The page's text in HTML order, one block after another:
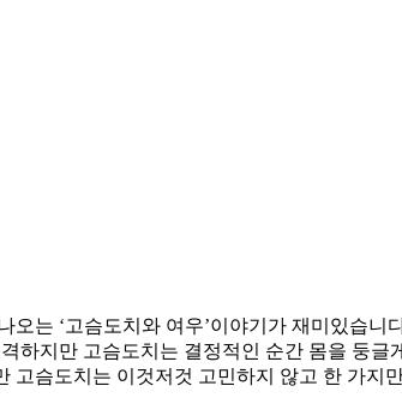
는 ‘고슴도치와 여우’이야기가 재미있습
하지만 고슴도치는 결정적인 순간 몸을 둥
고슴도치는 이것저것 고민하지 않고 한 가